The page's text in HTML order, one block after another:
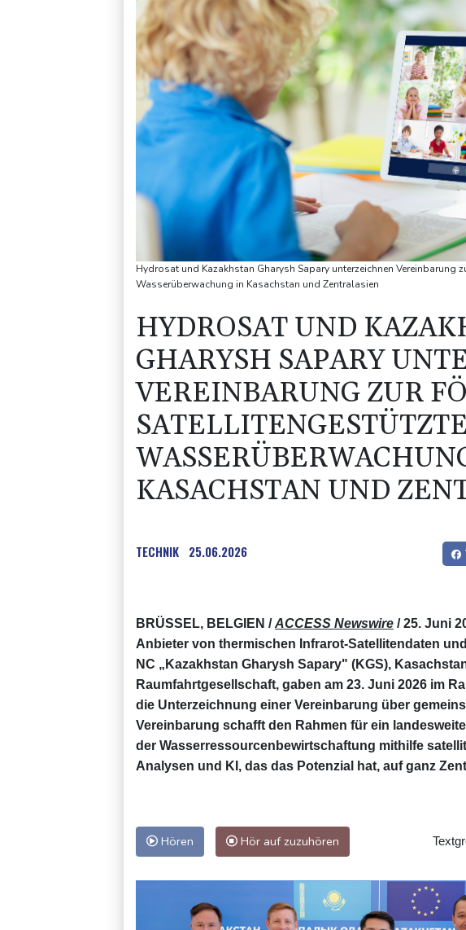
Hydrosat und Kazakhstan Gharysh Sapary unterzeichnen Vereinbarung
Wasserüberwachung in Kasachstan und Zentralasien
HYDROSAT UND
GHARYSH SAPARY
VEREINBARUNG ZUR
KASACHSTAN UND
TECHNIK 25.06.2026
BRÜSSEL, BELGIEN /ACCESS Newswire / 25. Juni
Anbieter von thermischen Infrarot-Satellitendaten
NC „Kazakhstan Gharysh Sapary" (KGS),
Raumfahrtgesellschaft, gaben am 23. Juni 2026 im
die Unterzeichnung einer Vereinbarung über
Vereinbarung schafft den Rahmen für ein
der Wasserressourcenbewirtschaftung mithilfe
Analysen und KI, das das Potenzial hat, auf ganz
Hören Hör auf zuzuhören